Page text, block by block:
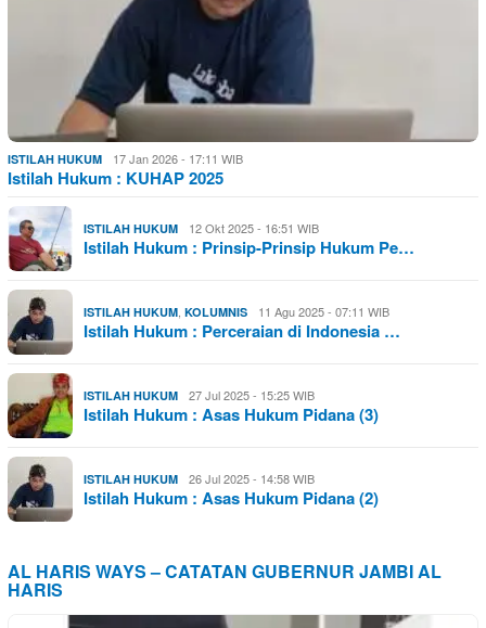
ISTILAH HUKUM 17 Jan 2026 - 17:11 WIB
Istilah Hukum : KUHAP 2025
ISTILAH HUKUM 12 Okt 2025 - 16:51 WIB
Istilah Hukum : Prinsip-Prinsip Hukum Pe…
ISTILAH HUKUM, KOLUMNIS 11 Agu 2025 - 07:11 WIB
Istilah Hukum : Perceraian di Indonesia …
ISTILAH HUKUM 27 Jul 2025 - 15:25 WIB
Istilah Hukum : Asas Hukum Pidana (3)
ISTILAH HUKUM 26 Jul 2025 - 14:58 WIB
Istilah Hukum : Asas Hukum Pidana (2)
AL HARIS WAYS – CATATAN GUBERNUR JAMBI AL
HARIS